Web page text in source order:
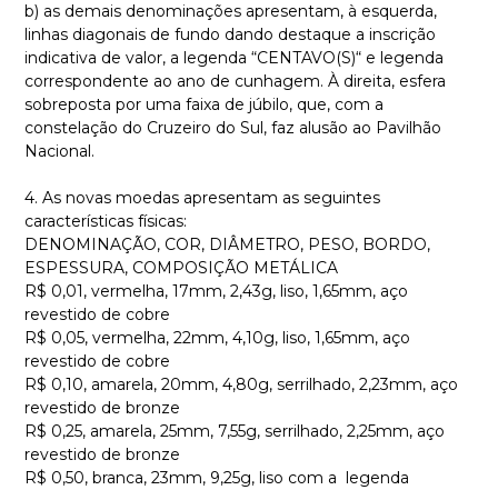
b) as demais denominações apresentam, à esquerda,
linhas diagonais de fundo dando destaque a inscrição
indicativa de valor, a legenda “CENTAVO(S)“ e legenda
correspondente ao ano de cunhagem. À direita, esfera
sobreposta por uma faixa de júbilo, que, com a
constelação do Cruzeiro do Sul, faz alusão ao Pavilhão
Nacional.
4. As novas moedas apresentam as seguintes
características físicas:
DENOMINAÇÃO, COR, DIÂMETRO, PESO, BORDO,
ESPESSURA, COMPOSIÇÃO METÁLICA
R$ 0,01, vermelha, 17mm, 2,43g, liso, 1,65mm, aço
revestido de cobre
R$ 0,05, vermelha, 22mm, 4,10g, liso, 1,65mm, aço
revestido de cobre
R$ 0,10, amarela, 20mm, 4,80g, serrilhado, 2,23mm, aço
revestido de bronze
R$ 0,25, amarela, 25mm, 7,55g, serrilhado, 2,25mm, aço
revestido de bronze
R$ 0,50, branca, 23mm, 9,25g, liso com a legenda